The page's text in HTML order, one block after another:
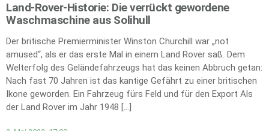
Land-Rover-Historie: Die verrückt gewordene
Waschmaschine aus Solihull
Der britische Premierminister Winston Churchill war „not
amused“, als er das erste Mal in einem Land Rover saß. Dem
Welterfolg des Geländefahrzeugs hat das keinen Abbruch getan:
Nach fast 70 Jahren ist das kantige Gefährt zu einer britischen
Ikone geworden. Ein Fahrzeug fürs Feld und für den Export Als
der Land Rover im Jahr 1948 […]